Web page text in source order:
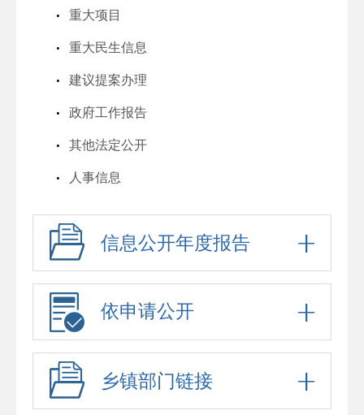
重大项目
重大民生信息
建议提案办理
政府工作报告
其他法定公开
人事信息
行政处罚
六稳六保
行政事业性收费
政府采购
招考信息
信息公开年度报告
依申请公开
乡镇部门链接